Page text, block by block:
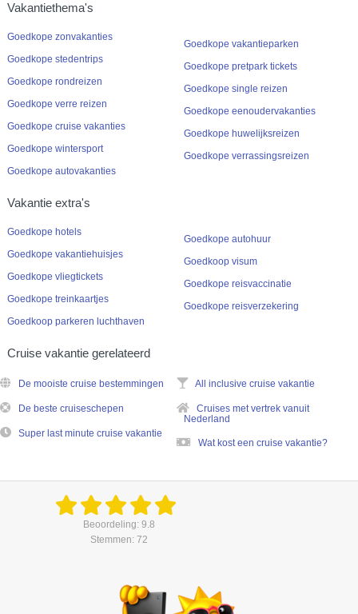
Vakantiethema's
Goedkope zonvakanties
Goedkope stedentrips
Goedkope rondreizen
Goedkope verre reizen
Goedkope cruise vakanties
Goedkope wintersport
Goedkope autovakanties
Goedkope vakantieparken
Goedkope pretpark tickets
Goedkope single reizen
Goedkope eenoudervakanties
Goedkope huwelijksreizen
Goedkope verrassingsreizen
Vakantie extra's
Goedkope hotels
Goedkope vakantiehuisjes
Goedkope vliegtickets
Goedkope treinkaartjes
Goedkoop parkeren luchthaven
Goedkope autohuur
Goedkoop visum
Goedkope reisvaccinatie
Goedkope reisverzekering
Cruise vakantie gerelateerd
De mooiste cruise bestemmingen
De beste cruiseschepen
Super last minute cruise vakantie
All inclusive cruise vakantie
Cruises met vertrek vanuit
Nederland
Wat kost een cruise vakantie?
Beoordeling: 9.8
Stemmen: 72